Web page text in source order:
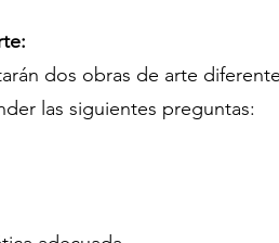
dos obras de arte
las siguientes preguntas: